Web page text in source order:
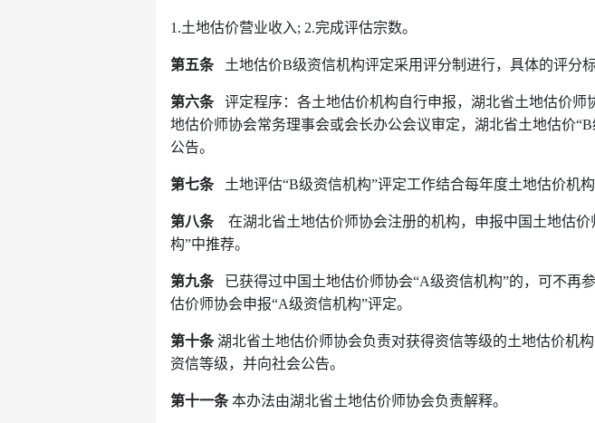
1.土地估价营业收入; 2.完成评估宗数。
第五条土地估价B级资信机构评定采用评分制进行，具体的评分
第六条评定程序：各土地估价机构自行申报，湖北省土地估价师
地估价师协会常务理事会或会长办公会议审定，湖北省土地估价
公告。
第七条土地评估“B级资信机构”评定工作结合每年度土地估价机构
第八条在湖北省土地估价师协会注册的机构，申报中国土地估价
构”中推荐。
第九条已获得过中国土地估价师协会“A级资信机构”的，可不再
估价师协会申报“A级资信机构”评定。
第十条湖北省土地估价师协会负责对获得资信等级的土地估价机
资信等级，并向社会公告。
第十一条本办法由湖北省土地估价师协会负责解释。